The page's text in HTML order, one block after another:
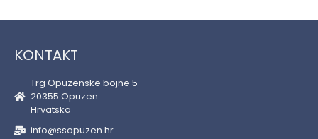
KONTAKT
Trg Opuzenske bojne 5
20355 Opuzen
Hrvatska
info@ssopuzen.hr